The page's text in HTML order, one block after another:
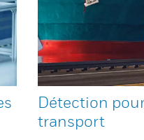
Détection
transport